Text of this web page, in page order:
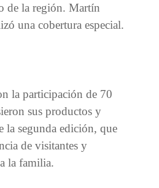
de la región. Martín
una cobertura especial.
la participación de 70
sus productos y
la segunda edición, que
de visitantes y
la familia.